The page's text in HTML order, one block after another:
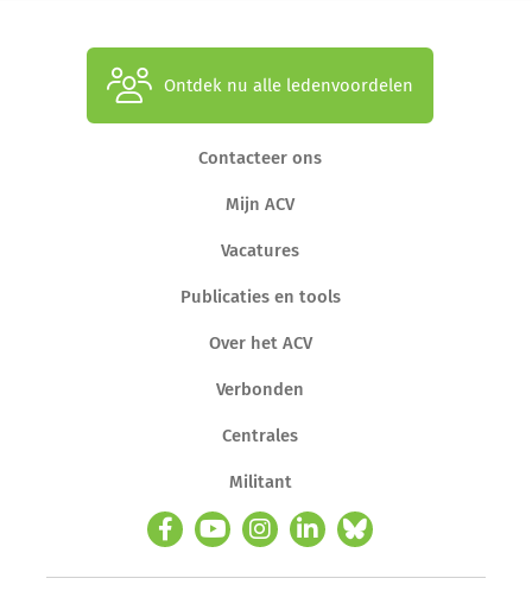
Ontdek nu alle ledenvoordelen
Contacteer ons
Mijn ACV
Vacatures
Publicaties en tools
Over het ACV
Verbonden
Centrales
Militant